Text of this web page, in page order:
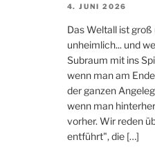
4. JUNI 2026
Das Weltall ist
unheimlich... und
Subraum mit ins
wenn man am
der ganzen
wenn man
vorher. Wir reden
entführt", die […]